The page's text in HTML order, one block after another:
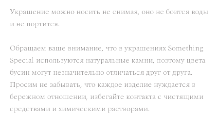
Украшение можно носить не снимая, оно не боится воды
и не портится.
Обращаем ваше внимание, что в украшениях Something
Special используются натуральные камни, поэтому цвета
бусин могут незначительно отличаться друг от друга.
Просим не забывать, что каждое изделие нуждается в
бережном отношении, избегайте контакта с чистящими
средствами и химическими растворами.